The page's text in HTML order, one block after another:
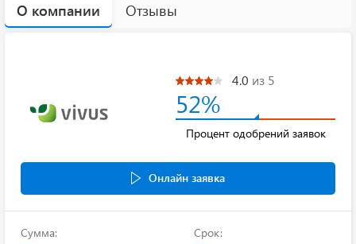
О компании Отзывы
4.0 из 5
52%
Процент одобрений заявок
Онлайн заявка
Сумма:
Срок: